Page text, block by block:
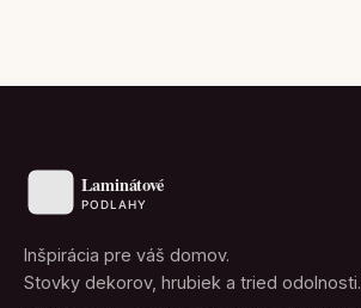
Inšpirácia pre váš domov.
Stovky dekorov, hrubiek a tried odolnosti.